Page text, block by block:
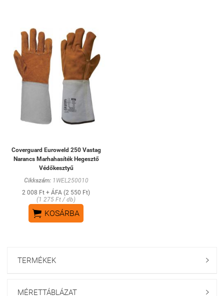
Coverguard Euroweld 250 Vastag
Narancs Marhahasíték Hegesztő
Védőkesztyű
Cikkszám:1WEL250010
2 008 Ft + ÁFA (2 550 Ft)
(1 275 Ft / db)
 KOSÁRBA
TERMÉKEK 
MÉRETTÁBLÁZAT 